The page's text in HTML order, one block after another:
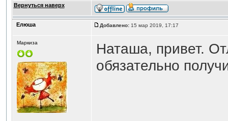
Вернуться наверх
Елюша Добавлено:15 мар 2019, 17:17
Маркиза
Наташа, привет.
обязательно